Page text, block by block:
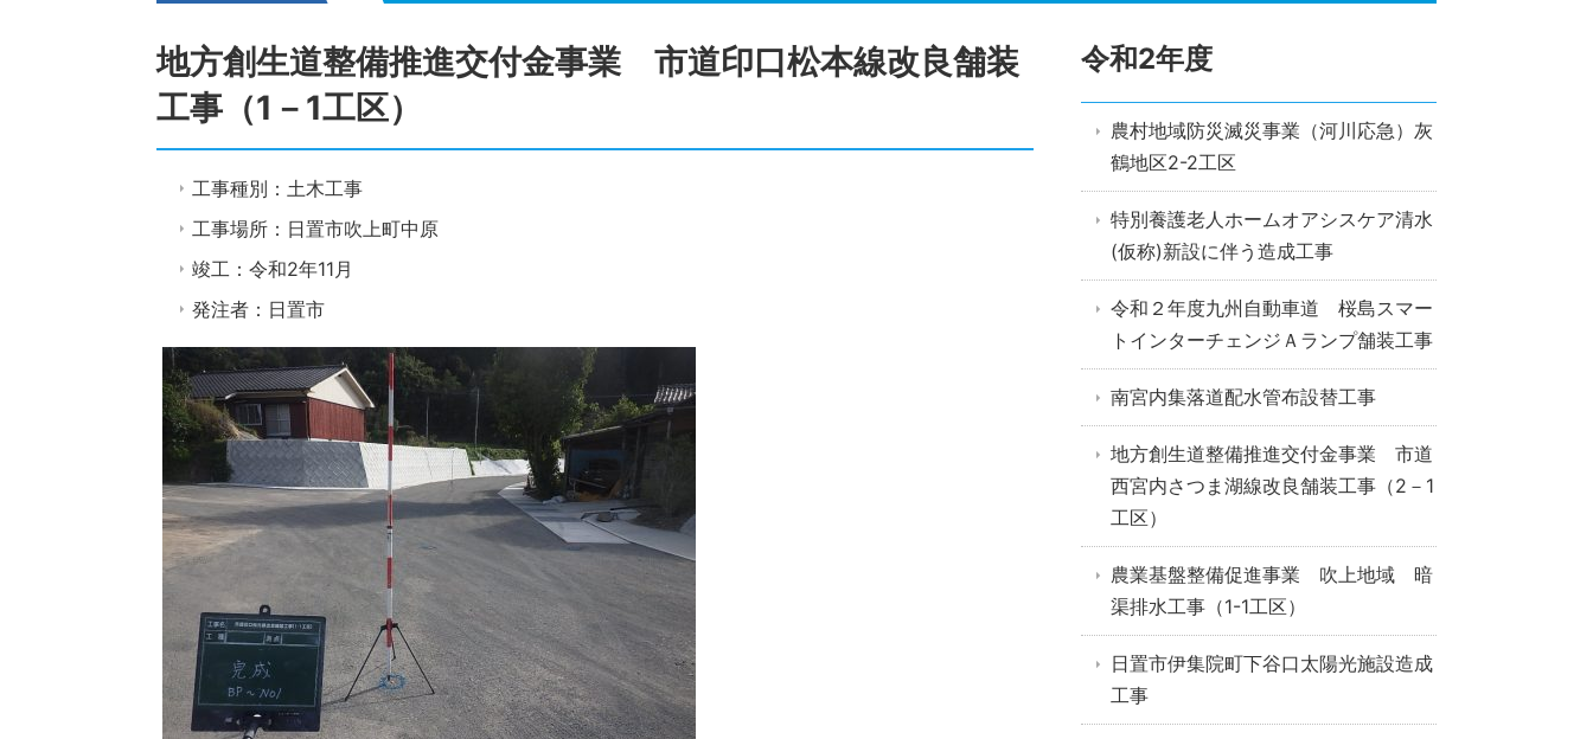
地方創生道整備推進交付金事業 市道印口松本線改良舗装
工事（1－1工区）
工事種別：土木工事
工事場所：日置市吹上町中原
竣工：令和2年11月
発注者：日置市
令和2年度
農村地域防災滅災事業（河川応急）灰
鶴地区2-2工区
特別養護老人ホームオアシスケア清水
(仮称)新設に伴う造成工事
令和２年度九州自動車道 桜島スマー
トインターチェンジＡランプ舗装工事
南宮内集落道配水管布設替工事
地方創生道整備推進交付金事業 市道
西宮内さつま湖線改良舗装工事（2－1
工区）
農業基盤整備促進事業 吹上地域 暗
渠排水工事（1-1工区）
日置市伊集院町下谷口太陽光施設造成
工事